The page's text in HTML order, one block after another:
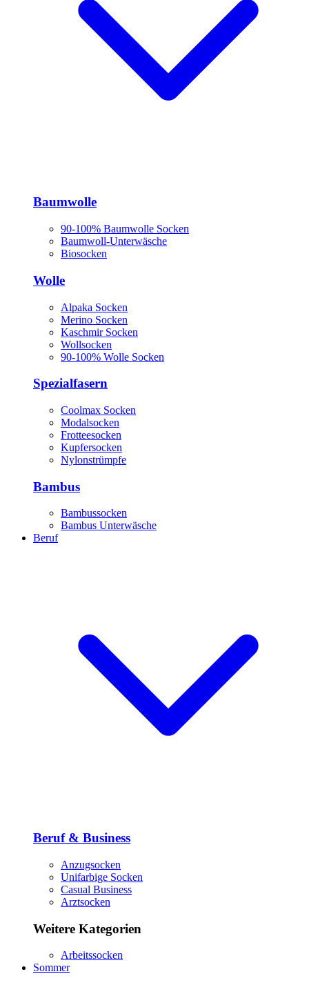
Baumwolle
90-100% Baumwolle Socken
Baumwoll-Unterwäsche
Biosocken
Wolle
Alpaka Socken
Merino Socken
Kaschmir Socken
Wollsocken
90-100% Wolle Socken
Spezialfasern
Coolmax Socken
Modalsocken
Frotteesocken
Kupfersocken
Nylonstrümpfe
Bambus
Bambussocken
Bambus Unterwäsche
Beruf
Beruf & Business
Anzugsocken
Unifarbige Socken
Casual Business
Arztsocken
Weitere Kategorien
Arbeitssocken
Sommer